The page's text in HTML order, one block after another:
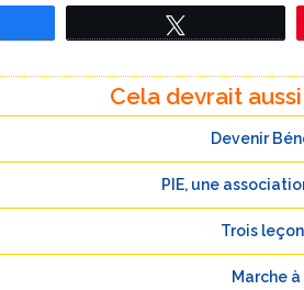
Cela devrait
Devenir
PIE, une
Trois
Marche